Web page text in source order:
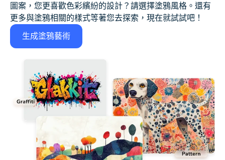
圖案，您更喜歡色彩繽紛的設計？請選擇塗鴉風格。還有
更多與塗鴉相關的樣式等著您去探索，現在就試試吧！
生成塗鴉藝術